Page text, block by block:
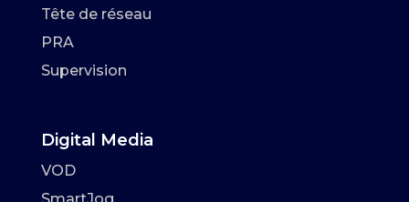
Tête de réseau
PRA
Supervision
Digital Media
VOD